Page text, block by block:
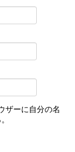
ザーに自分の名